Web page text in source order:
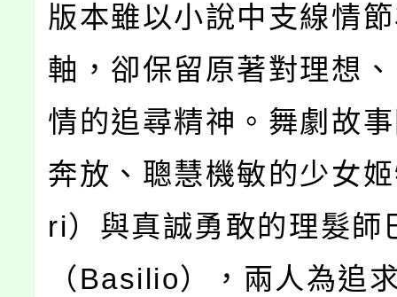
版本雖以小說中支線情
軸，卻保留原著對理想
情的追尋精神。舞劇故
奔放、聰慧機敏的少女
ri）與真誠勇敢的理髮師
（Basilio），兩人為追